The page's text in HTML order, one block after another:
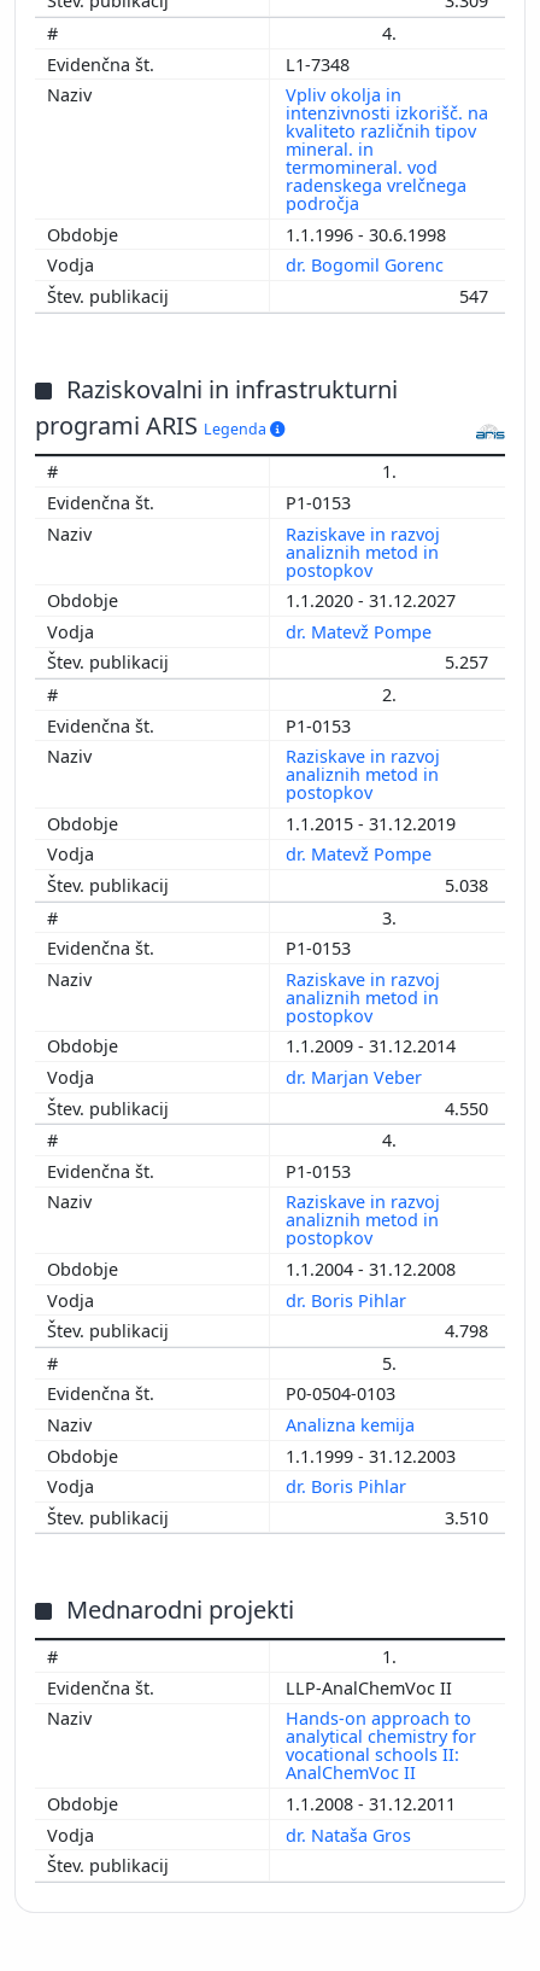
4.
L1-7348
Vpliv okolja in
intenzivnosti izkorišč. na
kvaliteto različnih tipov
mineral. in
termomineral. vod
radenskega vrelčnega
področja
1.1.1996 - 30.6.1998
dr. Bogomil Gorenc
547
Raziskovalni in infrastrukturni
programi ARIS Legenda
1.
P1-0153
Raziskave in razvoj
analiznih metod in
postopkov
1.1.2020 - 31.12.2027
dr. Matevž Pompe
5.257
2.
P1-0153
Raziskave in razvoj
analiznih metod in
postopkov
1.1.2015 - 31.12.2019
dr. Matevž Pompe
5.038
3.
P1-0153
Raziskave in razvoj
analiznih metod in
postopkov
1.1.2009 - 31.12.2014
dr. Marjan Veber
4.550
4.
P1-0153
Raziskave in razvoj
analiznih metod in
postopkov
1.1.2004 - 31.12.2008
dr. Boris Pihlar
4.798
5.
P0-0504-0103
Analizna kemija
1.1.1999 - 31.12.2003
dr. Boris Pihlar
3.510
Mednarodni projekti
1.
LLP-AnalChemVoc II
Hands-on approach to
analytical chemistry for
vocational schools II:
AnalChemVoc II
1.1.2008 - 31.12.2011
dr. Nataša Gros